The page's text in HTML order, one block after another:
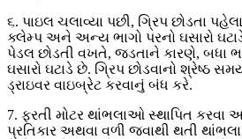
૬. પાઇલ ચલાવ્યા પછી, ગ્રિપ છોડતા
ક્લેમ્પ અને અન્ય ભાગો પરનો ઘસારો
પેડલ છોડતી વખતે, જડતાને કારણે, બધા
ઘસારો ઘટાડે છે. ગ્રિપ છોડવાનો શ્રેષ્ઠ
ડ્રાઇવર વાઇબ્રેટ કરવાનું બંધ કરે.
7. ફરતી મોટર થાંભલાઓ સ્થાપિત કરવા
પ્રતિકાર અથવા વળી જવાથી થતી